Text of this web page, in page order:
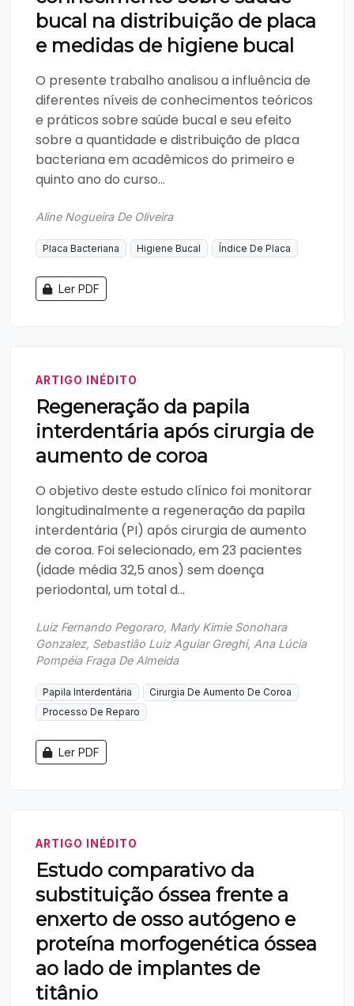
bucal na distribuição de placa
e medidas de higiene bucal
O presente trabalho analisou a influência de
diferentes níveis de conhecimentos teóricos
e práticos sobre saúde bucal e seu efeito
sobre a quantidade e distribuição de placa
bacteriana em acadêmicos do primeiro e
quinto ano do curso...
Aline Nogueira De Oliveira
Placa Bacteriana Higiene Bucal Índice De Placa
Ler PDF
ARTIGO INÉDITO
Regeneração da papila
interdentária após cirurgia de
aumento de coroa
O objetivo deste estudo clínico foi monitorar
longitudinalmente a regeneração da papila
interdentária (PI) após cirurgia de aumento
de coroa. Foi selecionado, em 23 pacientes
(idade média 32,5 anos) sem doença
periodontal, um total d...
Luiz Fernando Pegoraro, Marly Kimie Sonohara
Gonzalez, Sebastião Luiz Aguiar Greghi, Ana Lúcia
Pompéia Fraga De Almeida
Papila Interdentária
Cirurgia De Aumento De Coroa
Processo De Reparo
Ler PDF
ARTIGO INÉDITO
Estudo comparativo da
substituição óssea frente a
enxerto de osso autógeno e
proteína morfogenética óssea
ao lado de implantes de
titânio